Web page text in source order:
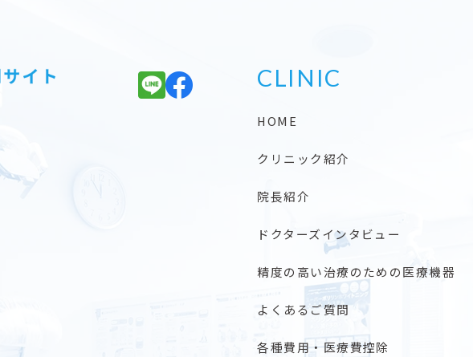
CLINIC
HOME
クリニック紹介
院長紹介
ドクターズインタビュー
精度の高い治療のための医療機器
よくあるご質問
各種費用・医療費控除